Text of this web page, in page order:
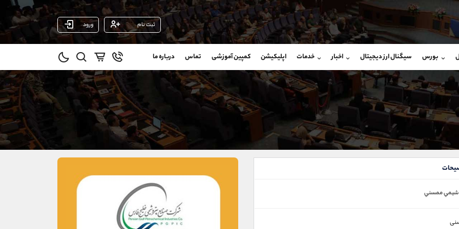
ثبت نام ورود
بورس سیگنال ارز دیجیتال اخبار خدمات اپلیکیشن کمپین آموزشی تماس درباره ما
ممسني
شروع گفتگو
@Armteam_admin_104
104
شروع گفتگو
@Armteam_admin_33
داخلی 118
(ایمان پوراسماعیلی)
09927779040
واتساپ شروع گفتگو
تلگرام @Armteam_admin_por
021-22021030
90001030
@alireza.mehrabii
@alirezamehrabi_com
@alirezamehrabi_official